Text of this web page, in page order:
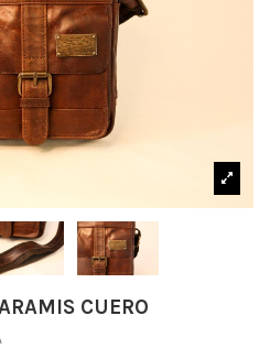
CUERO